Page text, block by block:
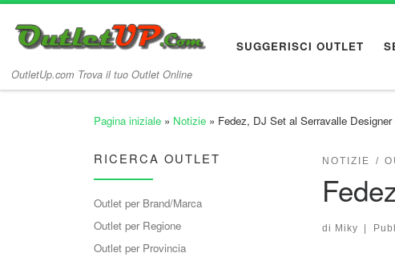
Passa al contenuto
OutletUp.com Trova il tuo Outlet Online
SUGGERISCI OUTLET
Pagina iniziale » Notizie » Fedez, DJ Set al Serravalle
NOTIZIE
di Miky
RICERCA OUTLET
Outlet per Brand/Marca
Outlet per Regione
Outlet per Provincia